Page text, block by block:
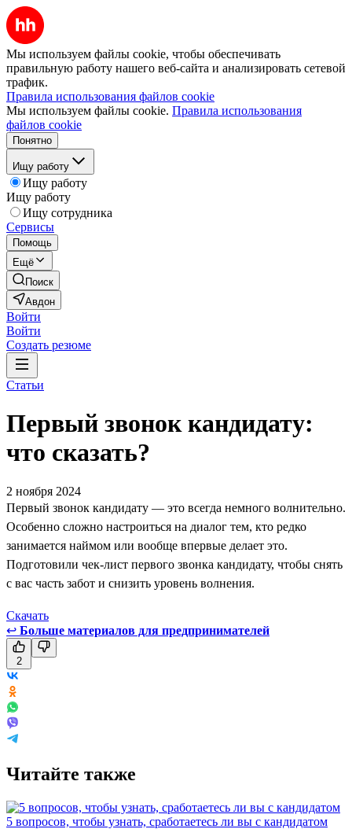
Мы используем файлы cookie, чтобы обеспечивать
правильную работу нашего веб-сайта и анализировать сетевой
трафик.
Правила использования файлов cookie
Мы используем файлы cookie. Правила использования
файлов cookie
Понятно
Ищу работу
Ищу работу
Ищу работу
Ищу сотрудника
Сервисы
Помощь
Ещё
Поиск
Авдон
Войти
Войти
Создать резюме
Статьи
Первый звонок кандидату:
что сказать?
2 ноября 2024
Первый звонок кандидату — это всегда немного волнительно.
Особенно сложно настроиться на диалог тем, кто редко
занимается наймом или вообще впервые делает это.
Подготовили чек-лист первого звонка кандидату, чтобы снять
с вас часть забот и снизить уровень волнения.
Скачать
↩ Больше материалов для предпринимателей
2
Читайте также
5 вопросов, чтобы узнать, сработаетесь ли вы с кандидатом